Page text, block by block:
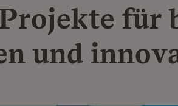
für
und